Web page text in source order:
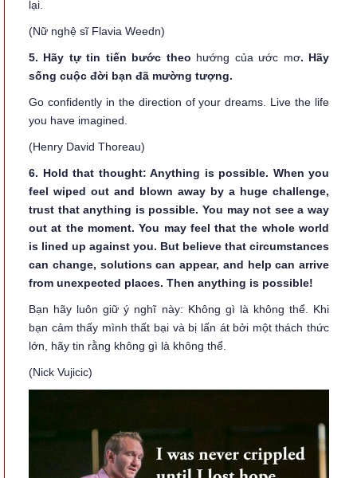
lại.
(Nữ nghệ sĩ Flavia Weedn)
5. Hãy tự tin tiến bước theo hướng của ước mơ. Hãy
sống cuộc đời bạn đã mường tượng.
Go confidently in the direction of your dreams. Live the life
you have imagined.
(Henry David Thoreau)
6. Hold that thought: Anything is possible. When you
feel wiped out and blown away by a huge challenge,
trust thatanything is possible. You may not see a way
out at the moment. You may feel that the whole world
is lined up against you. But believe that circumstances
can change, solutions can appear, and help can arrive
from unexpected places. Then anything is possible!
Bạn hãy luôn giữ ý nghĩ này: Không gì là không thể. Khi
bạn cảm thấy mình thất bại và bị lấn át bởi một thách thức
lớn, hãy tin rằng không gì là không thể.
(Nick Vujicic)